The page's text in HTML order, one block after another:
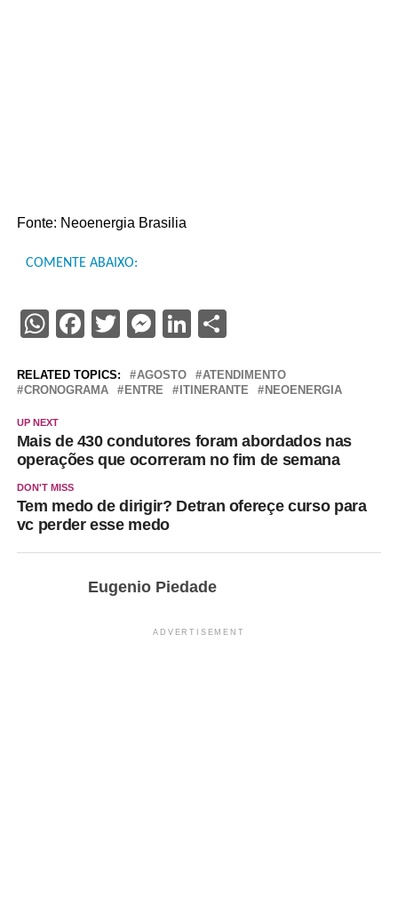
Fonte: Neoenergia Brasilia
COMENTE ABAIXO:
WhatsApp
Facebook
Twitter
Messenger
LinkedIn
Share
RELATED TOPICS: AGOSTO
ATENDIMENTO
CRONOGRAMA
ENTRE ITINERANTE NEOENERGIA
UP NEXT
Mais de 430 condutores foram abordados nas
operações que ocorreram no fim de semana
DON'T MISS
Tem medo de dirigir? Detran ofereçe curso para
vc perder esse medo
Eugenio Piedade
ADVERTISEMENT